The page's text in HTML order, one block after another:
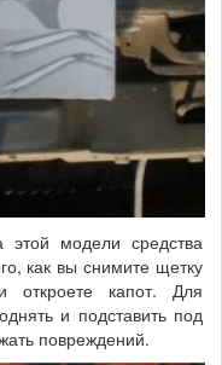
этой модели средства
как вы снимите щетку
откроете капот. Для
и подставить под
повреждений.